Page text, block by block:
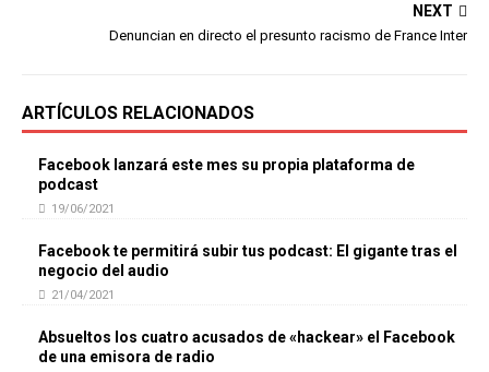
NEXT
Denuncian en directo el presunto racismo de France Inter
ARTÍCULOS RELACIONADOS
Facebook lanzará este mes su propia plataforma de
podcast
19/06/2021
Facebook te permitirá subir tus podcast: El gigante tras el
negocio del audio
21/04/2021
Absueltos los cuatro acusados de «hackear» el Facebook
de una emisora de radio